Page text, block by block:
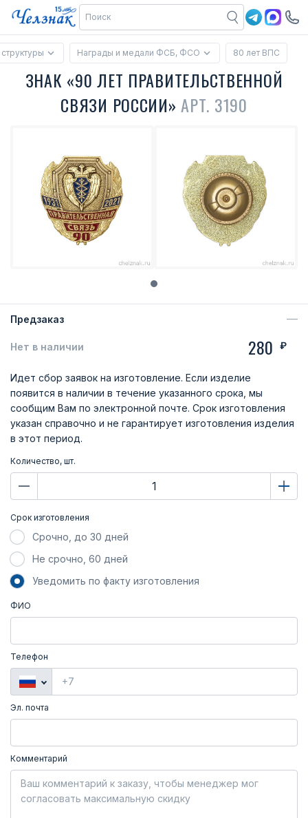
Награды и медали ФСБ, ФСО 80 лет ВПС
ЗНАК «90 ЛЕТ ПРАВИТЕЛЬСТВЕННОЙ
СВЯЗИ РОССИИ»АРТ. 3190
Предзаказ
Нет в наличии 280 ₽
Идет сбор заявок на изготовление. Если изделие
появится в наличии в течение указанного срока, мы
сообщим Вам по электронной почте. Срок изготовления
указан справочно и не гарантирует изготовления изделия
в этот период.
Количество, шт.
Срок изготовления
Срочно, до 30 дней
Не срочно, 60 дней
Уведомить по факту изготовления
ФИО
Телефон
Эл. почта
Комментарий